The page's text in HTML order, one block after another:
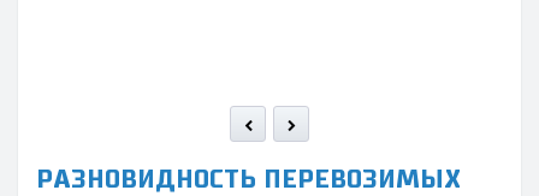
РАЗНОВИДНОСТЬ ПЕРЕВОЗИМЫХ